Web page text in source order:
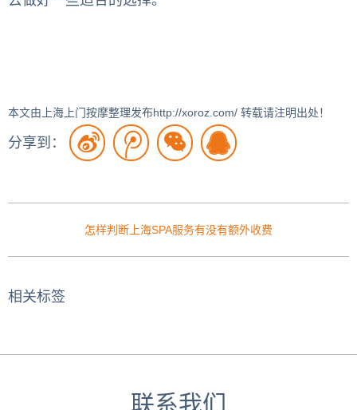
本文由上海上门按摩整理发布http://xoroz.com/ 转载请注明出处！
分享到：
怎样判断上海SPA服务有没有额外收费
相关标签
联系我们